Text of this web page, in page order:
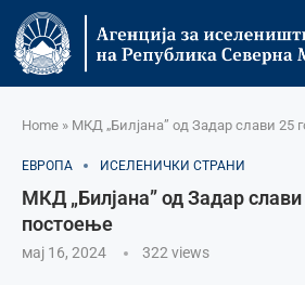
Home » МКД „Билјана” од Задар слави 25
ЕВРОПА ИСЕЛЕНИЧКИ СТРАНИ
МКД „Билјана” од Задар
постоење
мај 16, 2024 322 views